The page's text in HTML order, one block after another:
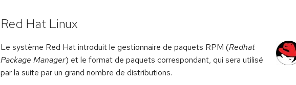
Red Hat Linux
Le système Red Hat introduit le gestionnaire de paquets RPM (Redhat
Package Manager) et le format de paquets correspondant, qui sera utilisé
par la suite par un grand nombre de distributions.